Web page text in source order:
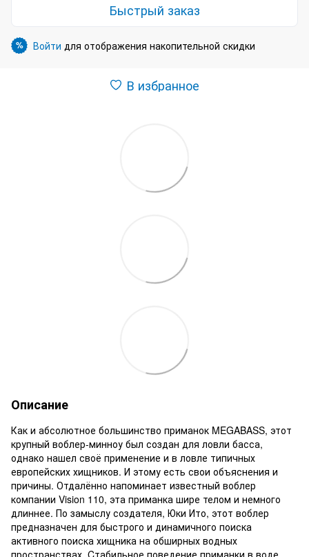
Быстрый заказ
% Войти для отображения накопительной скидки
В избранное
Описание
Как и абсолютное большинство приманок MEGABASS, этот
крупный воблер-минноу был создан для ловли басса,
однако нашел своё применение и в ловле типичных
европейских хищников. И этому есть свои объяснения и
причины. Отдалённо напоминает известный воблер
компании Vision 110, эта приманка шире телом и немного
длиннее. По замыслу создателя, Юки Ито, этот воблер
предназначен для быстрого и динамичного поиска
активного поиска хищника на обширных водных
пространствах. Cтабильное поведение приманки в воде